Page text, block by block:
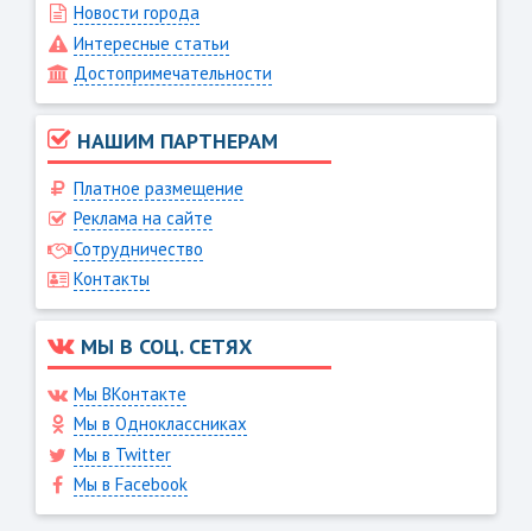
Новости города
Интересные статьи
Достопримечательности
НАШИМ ПАРТНЕРАМ
Платное размещение
Реклама на сайте
Сотрудничество
Контакты
МЫ В СОЦ. СЕТЯХ
Мы ВКонтакте
Мы в Одноклассниках
Мы в Twitter
Мы в Facebook